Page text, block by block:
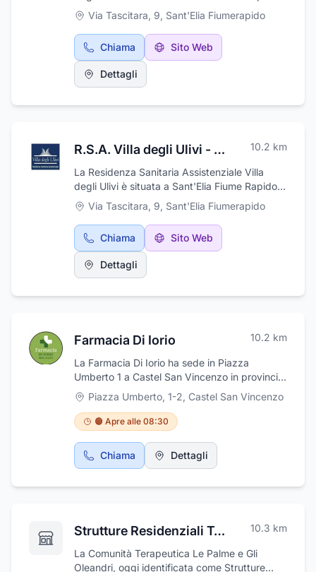
in provincia di Frosinone. La struttura ospita
anziani autosufficienti e non autosufficienti,
che vengono assistiti 24 ore su 24 da
personale sanitario competente e il cui
servizio comprende supporto
psicologico/psicoterapeutico, sociale e
La residenza è dotata di giardino attrezzato,
Via Tascitara, 9, Sant'Elia Fiumerapido
Chiama Sito Web
Dettagli
R.S.A. Villa degli Ulivi - Residenza Sanitaria Assistenziale Accreditata 10.2 km
La Residenza Sanitaria Assistenziale Villa
degli Ulivi è situata a Sant'Elia Fiume Rapido,
in provincia di Frosinone. La struttura ospita
anziani autosufficienti e non autosufficienti,
che vengono assistiti 24 ore su 24 da
personale sanitario competente e il cui
servizio comprende supporto
psicologico/psicoterapeutico, sociale e
La residenza è dotata di giardino attrezzato,
Via Tascitara, 9, Sant'Elia Fiumerapido
Chiama Sito Web
Dettagli
Farmacia Di Iorio 10.2 km
La Farmacia Di Iorio ha sede in Piazza
Umberto 1 a Castel San Vincenzo in provincia
di Isernia. Nella farmacia, che si avvale di uno
staff professionale ed attento alle esigenze
del cliente, potrete trovare una vasta gamma
di prodotti per la dermocosmesi, prodotti
omeopatici e per la prima infanzia.
Piazza Umberto, 1-2, Castel San Vincenzo
🟠 Apre alle 08:30
Chiama Dettagli
Strutture Residenziali Terapeutico-Riabilitative Le Palme e Gli Oleandri 10.3 km
La Comunità Terapeutica Le Palme e Gli
Oleandri, oggi identificata come Strutture